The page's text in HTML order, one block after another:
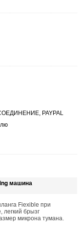
PAYPAL
машина
Fiexible при
брызг
микрона тумана.